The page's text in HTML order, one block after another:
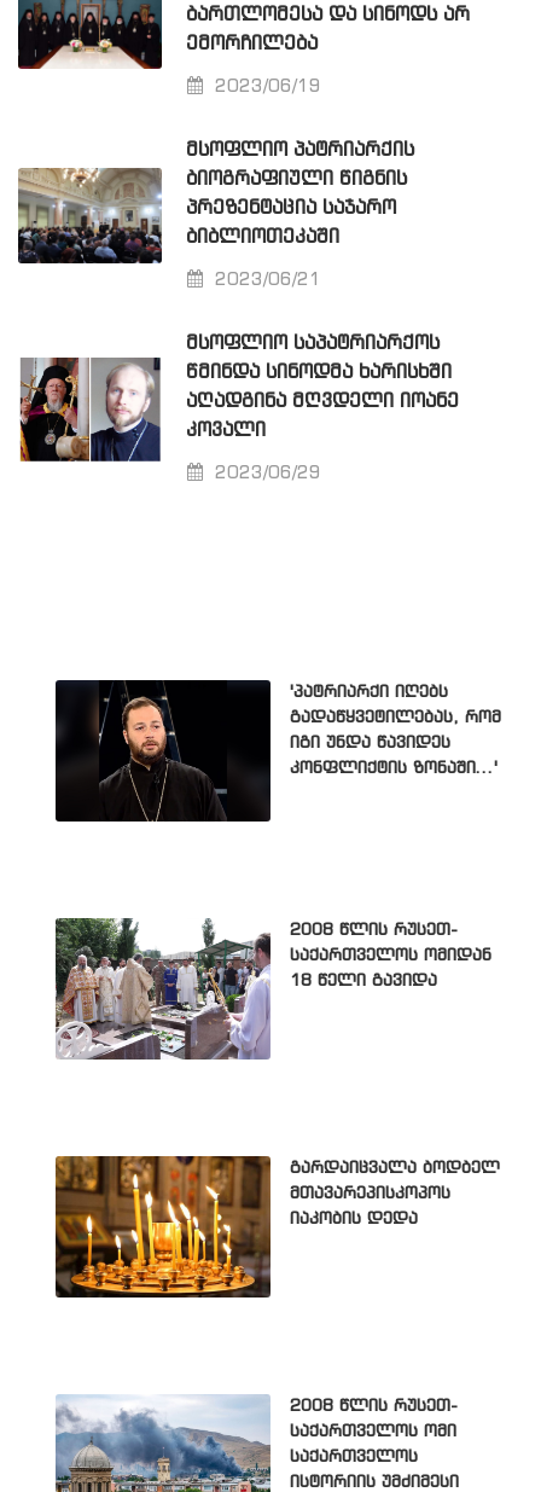
ᲑᲐᲠᲗᲚᲝᲛᲔᲡᲐ ᲓᲐ ᲡᲘᲜᲝᲓᲡ ᲐᲠ
ᲔᲛᲝᲠᲩᲘᲚᲔᲑᲐ
2023/06/19
ᲛᲡᲝᲤᲚᲘᲝ ᲞᲐᲢᲠᲘᲐᲠᲥᲘᲡ
ᲑᲘᲝᲒᲠᲐᲤᲘᲣᲚᲘ ᲬᲘᲒᲜᲘᲡ
ᲞᲠᲔᲖᲔᲜᲢᲐᲪᲘᲐ ᲡᲐᲯᲐᲠᲝ
ᲑᲘᲑᲚᲘᲝᲗᲔᲙᲐᲨᲘ
2023/06/21
ᲛᲡᲝᲤᲚᲘᲝ ᲡᲐᲞᲐᲢᲠᲘᲐᲠᲥᲝᲡ
ᲬᲛᲘᲜᲓᲐ ᲡᲘᲜᲝᲓᲛᲐ ᲮᲐᲠᲘᲡᲮᲨᲘ
ᲐᲦᲐᲓᲒᲘᲜᲐ ᲛᲦᲕᲓᲔᲚᲘ ᲘᲝᲐᲜᲔ
ᲙᲝᲕᲐᲚᲘ
2023/06/29
'პატრიარქი იღებს
გადაწყვეტილებას, რომ
იგი უნდა წავიდეს
კონფლიქტის ზონაში...'
2008 წლის რუსეთ-
საქართველოს ომიდან
18 წელი გავიდა
გარდაიცვალა ბოდბელ
მთავარეპისკოპოს
იაკობის დედა
2008 წლის რუსეთ-
საქართველოს ომი
საქართველოს
ისტორიის უმძიმესი